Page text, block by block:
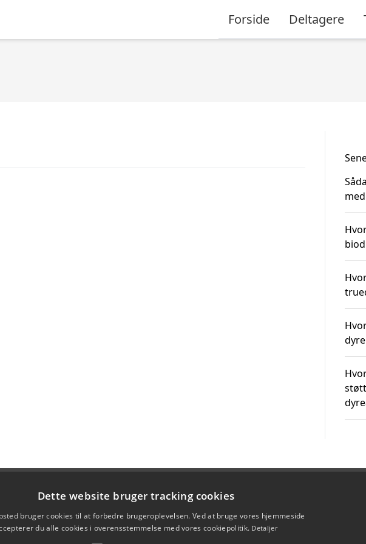
Forside Deltagere
Dette website bruger tracking cookies
bruger cookies til at forbedre brugeroplevelsen. Ved at bruge vores hjemmeside
du alle cookies i overensstemmelse med vores cookiepolitik. Detaljer